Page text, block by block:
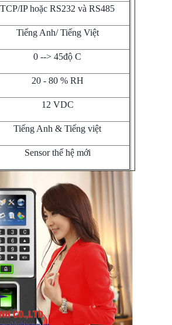
TCP/IP hoặc RS232 và RS485
Tiếng Anh/ Tiếng Việt
0 --> 45độ C
20 - 80 % RH
12 VDC
Tiếng Anh & Tiếng việt
Sensor thế hệ mới